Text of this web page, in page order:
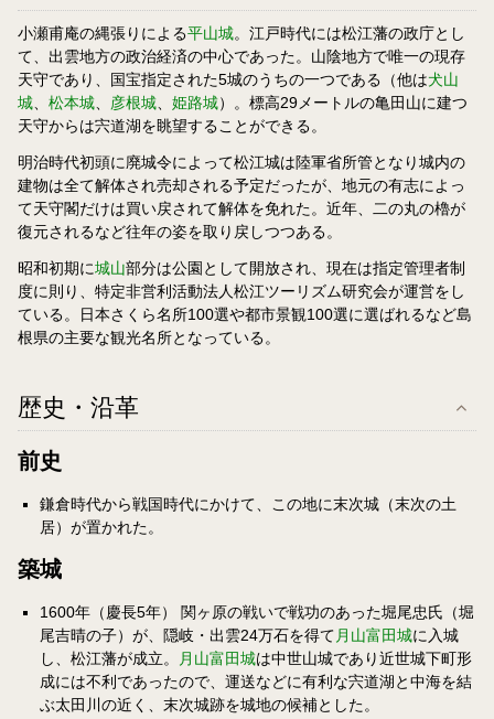
小瀬甫庵の縄張りによる平山城。江戸時代には松江藩の政庁とし
て、出雲地方の政治経済の中心であった。山陰地方で唯一の現存
天守であり、国宝指定された5城のうちの一つである（他は犬山
城
松本城 彦根城 姫路城）。標高29メートルの亀田山に建つ
天守からは宍道湖を眺望することができる。
明治時代初頭に廃城令によって松江城は陸軍省所管となり城内の
建物は全て解体され売却される予定だったが、地元の有志によっ
て天守閣だけは買い戻されて解体を免れた。近年、二の丸の櫓が
復元されるなど往年の姿を取り戻しつつある。
昭和初期に城山部分は公園として開放され、現在は指定管理者制
度に則り、特定非営利活動法人松江ツーリズム研究会が運営をし
ている。日本さくら名所100選や都市景観100選に選ばれるなど島
根県の主要な観光名所となっている。
歴史・沿革
前史
鎌倉時代から戦国時代にかけて、この地に末次城（末次の土
居）が置かれた。
築城
1600年（慶長5年） 関ヶ原の戦いで戦功のあった堀尾忠氏（堀
尾吉晴の子）が、隠岐・出雲24万石を得て 月山富田城に入城
し、松江藩が成立。
月山富田城は中世山城であり近世城下町形
成には不利であったので、運送などに有利な宍道湖と中海を結
ぶ太田川の近く、末次城跡を城地の候補とした。